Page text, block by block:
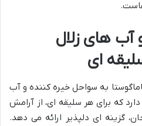
آب های زلال
ای
به سواحل خیره کننده و آب
که برای هر سلیقه ای، از آرامش
گزینه ای دلپذیر ارائه می دهد.